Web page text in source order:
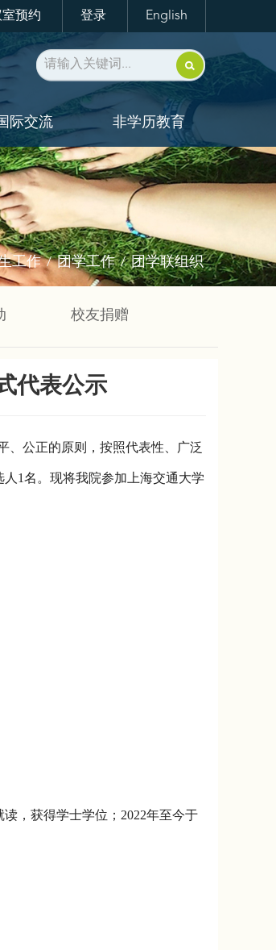
预约 登录 English
际交流 非学历教育
工作/团学工作/团学联组织
校友捐赠
代表公示
、公正的原则，按照代表性、广泛
1名。现将我院参加上海交通大学
，获得学士学位； 2022年至今于